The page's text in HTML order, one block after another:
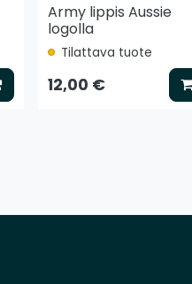
Lisää koriin
Army lippis Aussie
logolla
Tilattava tuote
12,00 €